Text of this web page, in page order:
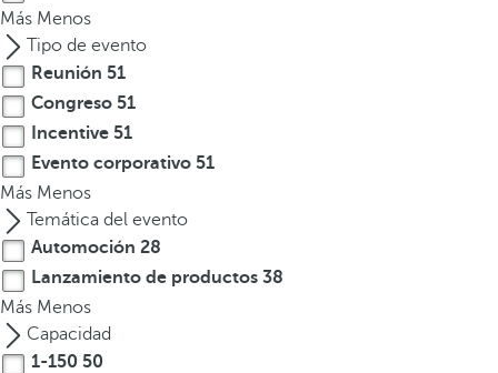
a
p
r
i
m
e
r
a
o
p
c
i
ó
n
Más Menos
Tipo de evento
Reunión 51
Congreso 51
Incentive 51
Evento corporativo 51
Más Menos
Temática del evento
Automoción 28
Lanzamiento de productos 38
Más Menos
Capacidad
1-150 50